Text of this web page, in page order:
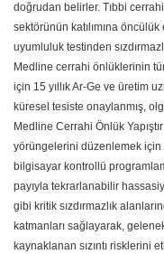
doğrudan belirler. Tıbbi
sektörünün katılımına
uyumluluk testinden
Medline cerrahi önlüklerinin
için 15 yıllık Ar-Ge ve üretim
küresel tesiste onaylanmış,
Medline Cerrahi Önlük
yörüngelerini düzenlemek
bilgisayar kontrollü
payıyla tekrarlanabilir
gibi kritik sızdırmazlık
katmanları sağlayarak,
kaynaklanan sızıntı risklerini